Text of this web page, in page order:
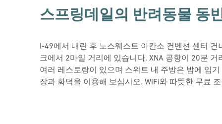
스프링데일의 반려동물 동
I-49에서 내린 후 노스웨스트 아칸소 컨벤션 센터
크에서 2마일 거리에 있습니다. XNA 공항이 20분 거
여러 레스토랑이 있으며 스위트 내 주방은 밤에 입
장과 화덕을 이용해 보십시오. WiFi와 따뜻한 무료